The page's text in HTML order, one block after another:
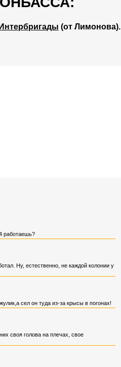
Интербригады (от Лимонова).
работаешь?
Ну, естественно, не каждой колонии у
сел он туда из-за крысы в погонах!
своя голова на плечах, свое